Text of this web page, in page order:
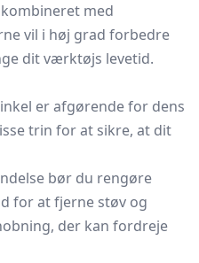
med
vil i høj grad forbedre
dit værktøjs levetid.
er afgørende for dens
trin for at sikre, at dit
bør du rengøre
for at fjerne støv og
der kan fordreje